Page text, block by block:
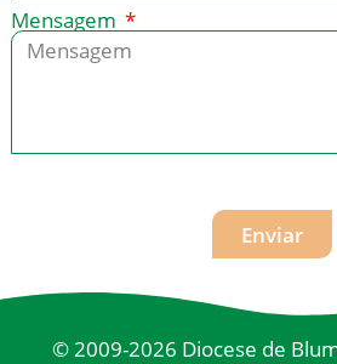
Mensagem
Enviar
© 2009-2026 Diocese de